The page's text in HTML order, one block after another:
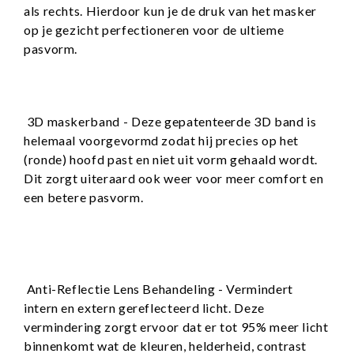
als rechts. Hierdoor kun je de druk van het masker
op je gezicht perfectioneren voor de ultieme
pasvorm.
3D maskerband - Deze gepatenteerde 3D band is
helemaal voorgevormd zodat hij precies op het
(ronde) hoofd past en niet uit vorm gehaald wordt.
Dit zorgt uiteraard ook weer voor meer comfort en
een betere pasvorm.
Anti-Reflectie Lens Behandeling - Vermindert
intern en extern gereflecteerd licht. Deze
vermindering zorgt ervoor dat er tot 95% meer licht
binnenkomt wat de kleuren, helderheid, contrast